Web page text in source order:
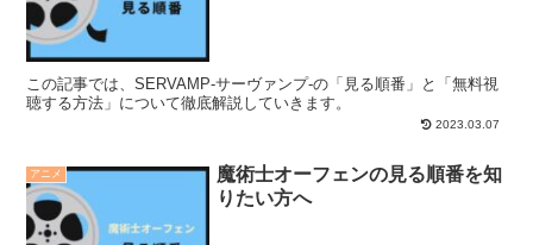
この記事では、SERVAMP-サーヴァンプ-の「見る順番」と「無料視
聴する方法」について徹底解説していきます。
2023.03.07
アニメ
魔術士オーフェンの見る順番を知
りたい方へ